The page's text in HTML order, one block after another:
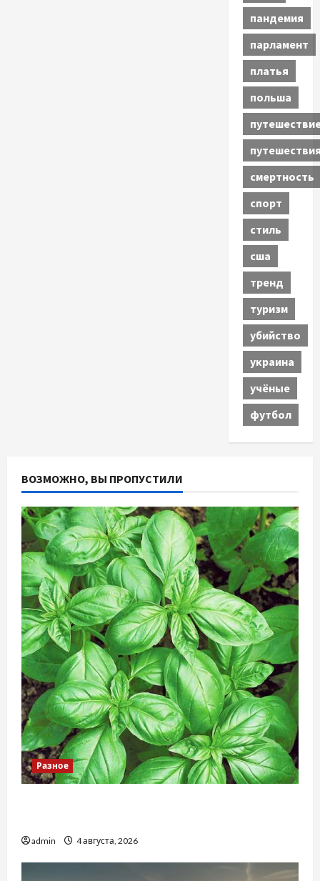
пандемия
парламент
платья
польша
смертность
спорт
стиль
сша
тренд
туризм
убийство
украина
учёные
футбол
ВОЗМОЖНО, ВЫ ПРОПУСТИЛИ
Разное
admin 4 августа, 2026